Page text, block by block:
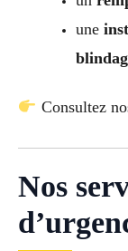
une
Consultez
Nos